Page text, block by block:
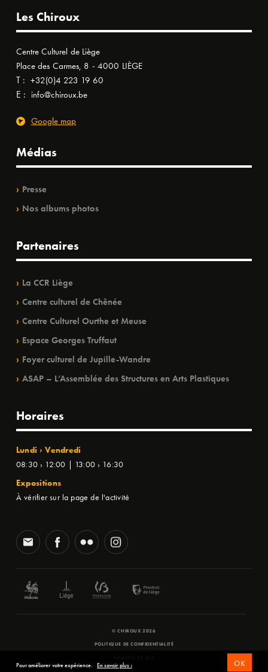
Les Chiroux
Centre Culturel de Liège
Place des Carmes, 8 - 4000 LIÈGE
T : +32(0)4 223 19 60
E : info@chiroux.be
Google map
Médias
Presse
Nos albums photos
Partenaires
La CCR Liège
Centre culturel de Chênée
Centre Culturel Ourthe et Meuse
Espace Georges Truffaut
Foyer culturel de Jupille-Wandre
ASAP – L’Assemblée des Structures en Arts Plastiques
Horaires
Lundi › Vendredi
08:30 › 12:00 | 13:00 › 16:30
Expositions
À vérifier sur la page de l'activité
© CHIROUX 2026
POLITIQUE DE CONFIDENTIALITÉ
Pour améliorer votre expérience. En savoir plus › OK